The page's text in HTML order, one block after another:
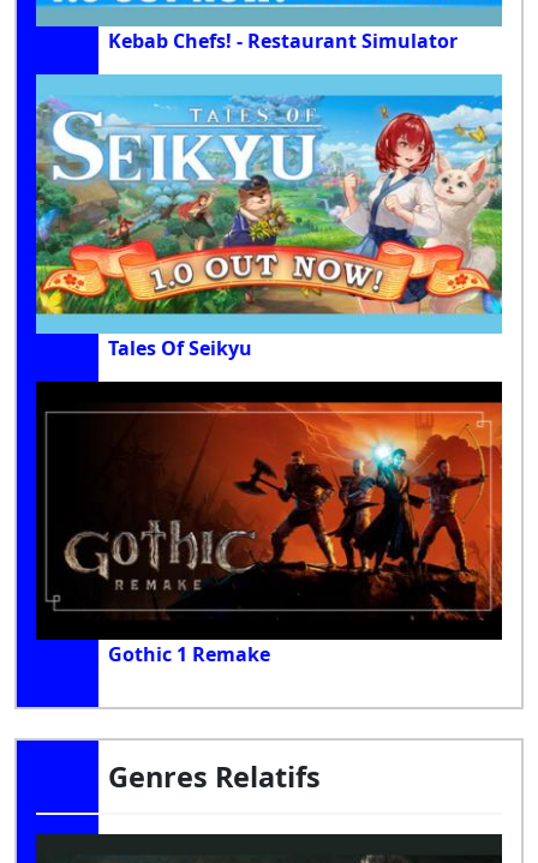
Kebab Chefs! - Restaurant Simulator
Tales Of Seikyu
Gothic 1 Remake
Genres Relatifs